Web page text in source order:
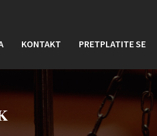
KONTAKT PRETPLATITE SE